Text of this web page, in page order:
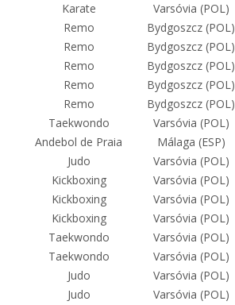
Karate
Varsóvia (POL)
Remo
Bydgoszcz (POL)
Remo
Bydgoszcz (POL)
Remo
Bydgoszcz (POL)
Remo
Bydgoszcz (POL)
Remo
Bydgoszcz (POL)
Taekwondo
Varsóvia (POL)
Andebol de Praia
Málaga (ESP)
Judo
Varsóvia (POL)
Kickboxing
Varsóvia (POL)
Kickboxing
Varsóvia (POL)
Kickboxing
Varsóvia (POL)
Taekwondo
Varsóvia (POL)
Taekwondo
Varsóvia (POL)
Judo
Varsóvia (POL)
Judo
Varsóvia (POL)